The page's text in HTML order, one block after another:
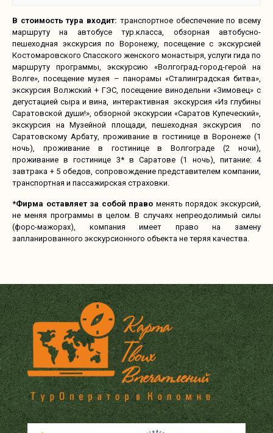
В стоимость тура входит: транспортное обеспечение по всему
маршруту на автобусе тур.класса, обзорная автобусно-
пешеходная экскурсия по Воронежу, посещение с экскурсией
Костомаровского Спасского женского монастыря, услуги гида по
маршруту программы, экскурсию «Волгоград-город-герой на
Волге», посещение музея – панорамы «Сталинградская битва»,
экскурсия Волжский + ГЭС, посещение винодельни «Зимовец» с
дегустацией сыра и вина, интерактивная экскурсия «Из глубины
Саратовской души!», обзорной экскурсии «Саратов Купеческий»,
экскурсия на Музейной площади, пешеходная экскурсия по
Саратовскому Арбату, проживание в гостинице в Воронеже (1
ночь), проживание в гостинице в Волгограде (2 ночи),
проживание в гостинице 3* в Саратове (1 ночь), питание: 4
завтрака + 5 обедов, сопровождение представителем компании,
транспортная и пассажирская страховки.
*Фирма оставляет за собой право менять порядок экскурсий,
не меняя программы в целом. В случаях непреодолимый силы
(форс-мажорах), компания имеет право на замену
запланированного экскурсионного объекта не теряя качества.